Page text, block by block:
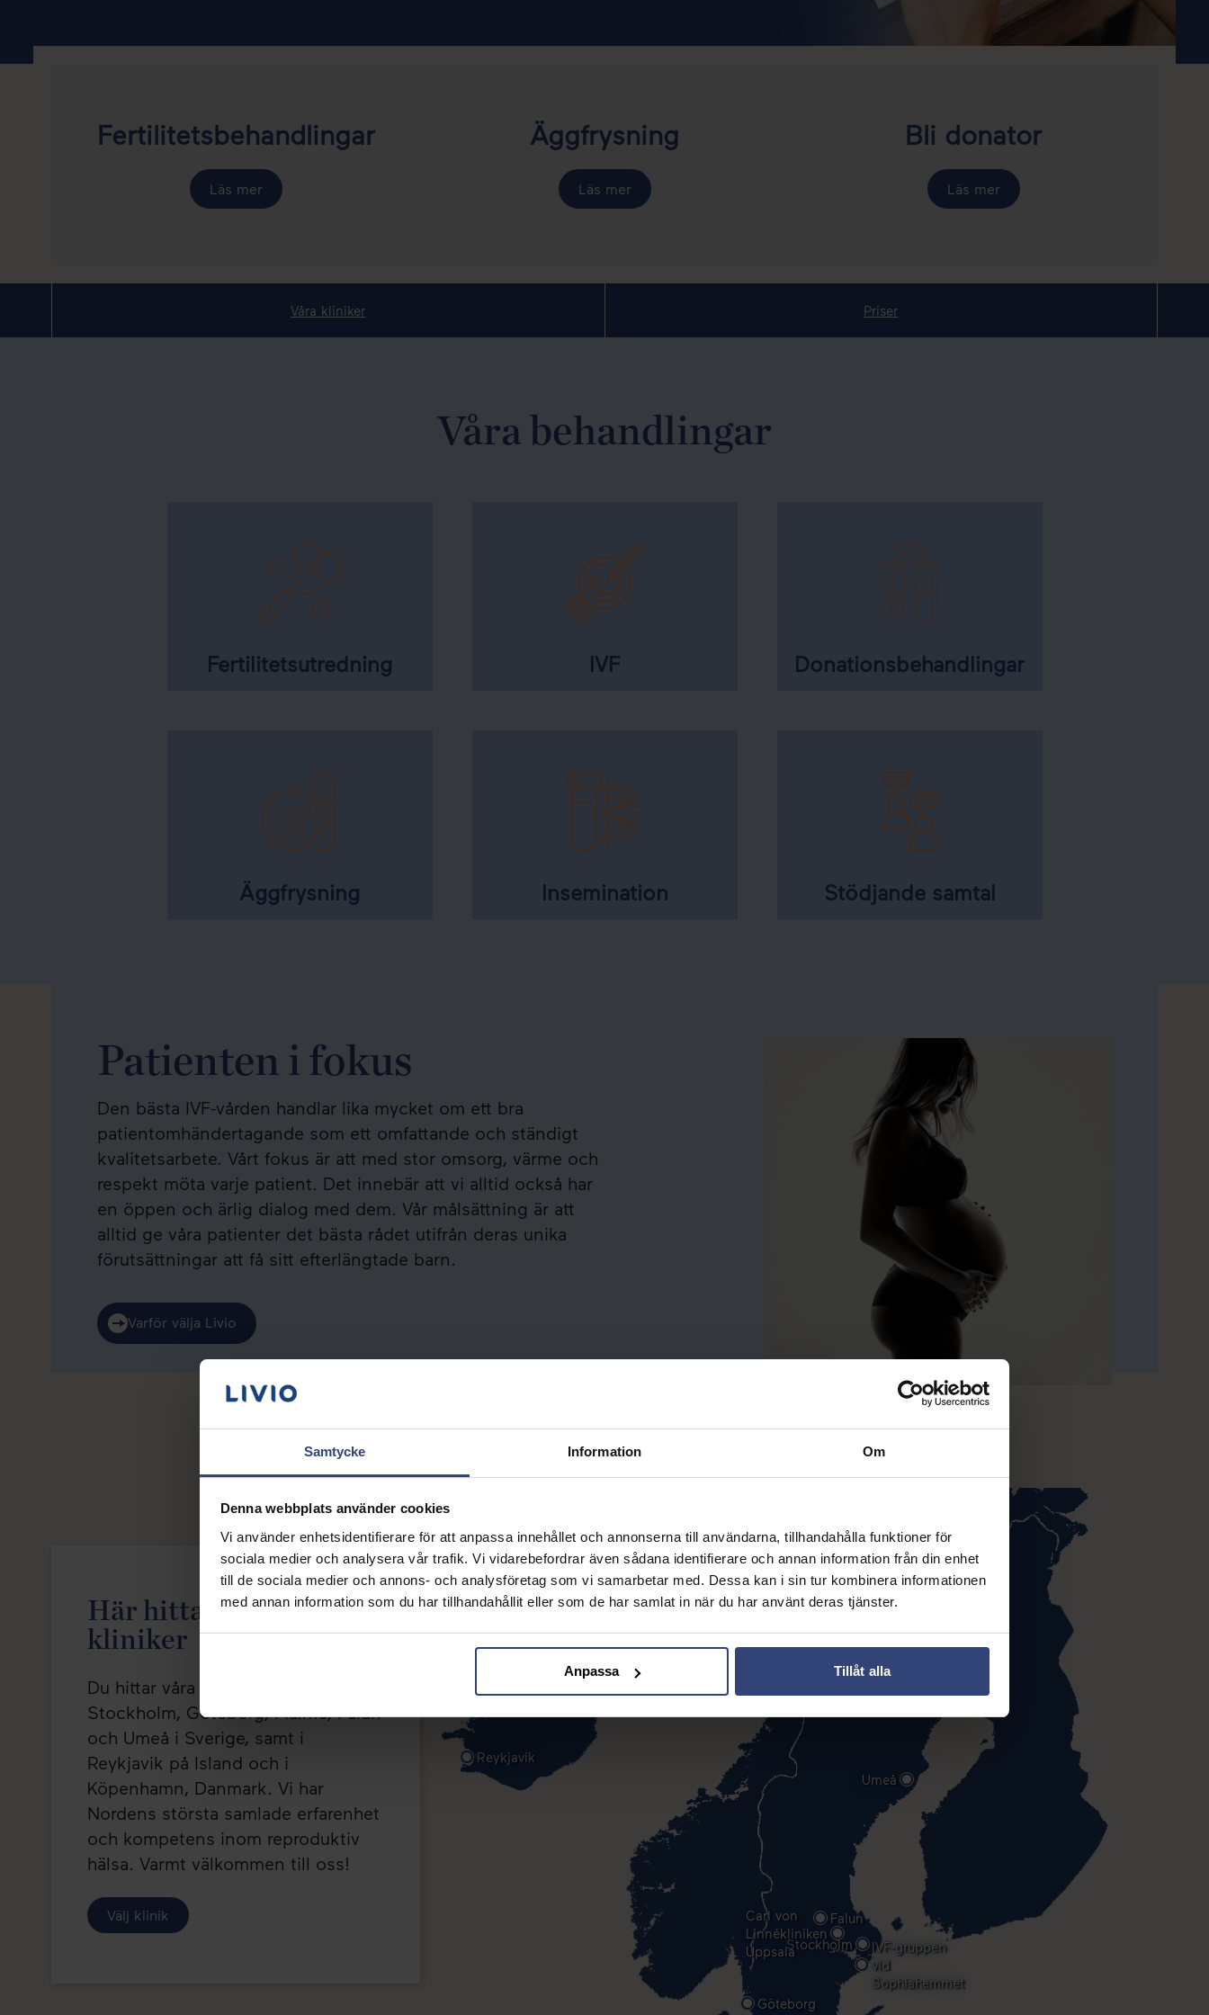
Samtycke Information Om
Denna webbplats använder cookies
Vi använder enhetsidentifierare för att anpassa innehållet och annonserna till användarna, tillhandahålla funktioner för
sociala medier och analysera vår trafik. Vi vidarebefordrar även sådana identifierare och annan information från din enhet
till de sociala medier och annons- och analysföretag som vi samarbetar med. Dessa kan i sin tur kombinera informationen
med annan information som du har tillhandahållit eller som de har samlat in när du har använt deras tjänster.
Anpassa Tillåt alla
Fertilitetsbehandlingar
Läs mer
Äggfrysning
Läs mer
Bli donator
Läs mer
Våra kliniker Priser
Våra behandlingar
Fertilitetsutredning IVF Donationsbehandlingar
Äggfrysning Insemination Stödjande samtal
Patienten i fokus
Den bästa IVF-vården handlar lika mycket om ett bra
patientomhändertagande som ett omfattande och ständigt
kvalitetsarbete. Vårt fokus är att med stor omsorg, värme och
respekt möta varje patient. Det innebär att vi alltid också har
en öppen och ärlig dialog med dem. Vår målsättning är att
alltid ge våra patienter det bästa rådet utifrån deras unika
förutsättningar att få sitt efterlängtade barn.
Varför välja Livio
Här hittar du våra
kliniker
Du hittar våra kliniker centralt i
Stockholm, Göteborg, Malmö, Falun
och Umeå i Sverige, samt i
Reykjavik på Island och i
Köpenhamn, Danmark. Vi har
Nordens största samlade erfarenhet
och kompetens inom reproduktiv
hälsa. Varmt välkommen till oss!
Välj klinik
Stockholm
IVF-gruppen
vid
Sophiahemmet
Göteborg
Umeå
Falun
Carl von
Linnékliniken
Uppsala
Reykjavik